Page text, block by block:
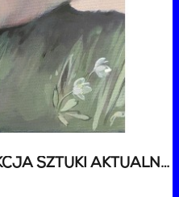
71 AUKCJA SZTUKI - AUKCJA SZTUKI AKTUALNEJ